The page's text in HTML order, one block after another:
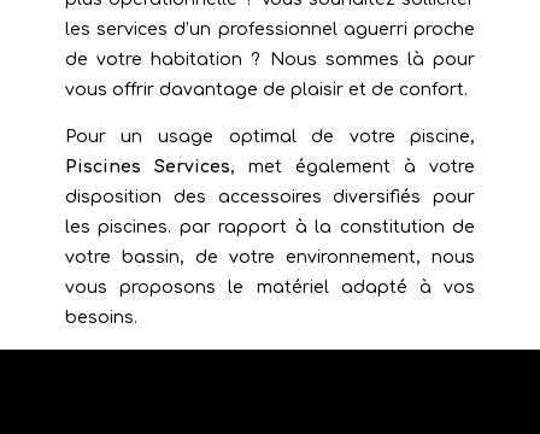
les services d’un professionnel aguerri proche
de votre habitation ? Nous sommes là pour
vous offrir davantage de plaisir et de confort.
Pour un usage optimal de votre piscine,
Piscines Services, met également à votre
disposition des accessoires diversifiés pour
les piscines. par rapport à la constitution de
votre bassin, de votre environnement, nous
vous proposons le matériel adapté à vos
besoins.